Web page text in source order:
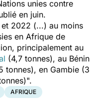
unies contre
en juin.
2022 (...) au moins
en Afrique de
principalement au
(4,7 tonnes), au Bénin
tonnes), en Gambie (3
AFRIQUE